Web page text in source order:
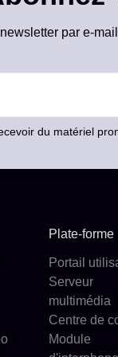
par e-
du matériel
Plate-forme
Portail
Serveur
multimédia
Centre de
Module